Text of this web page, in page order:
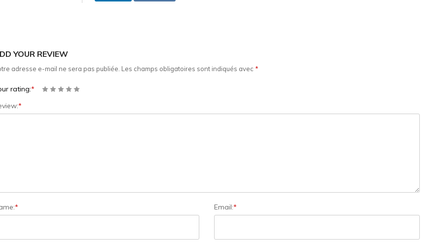
YOUR REVIEW
adresse e-mail ne sera pas publiée. Les champs obligatoires sont indiqués avec *
rating:*
*
* Email:*